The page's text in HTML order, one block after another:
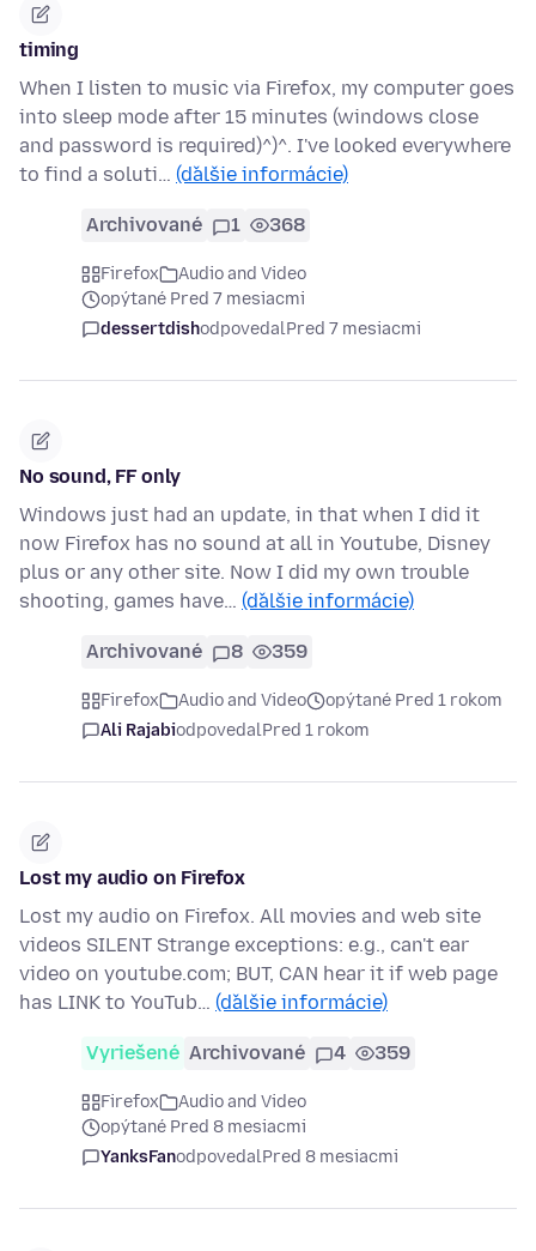
timing
When I listen to music via Firefox, my computer goes
into sleep mode after 15 minutes (windows close
and password is required)^)^. I've looked everywhere
to find a soluti… (ďalšie informácie)
Archivované 1 368
Firefox
Audio and Video
opýtané Pred 7 mesiacmi
dessertdishodpovedalPred 7 mesiacmi
No sound, FF only
Windows just had an update, in that when I did it
now Firefox has no sound at all in Youtube, Disney
plus or any other site. Now I did my own trouble
shooting, games have… (ďalšie informácie)
Archivované 8 359
Firefox Audio and Video
opýtané Pred 1 rokom
Ali RajabiodpovedalPred 1 rokom
Lost my audio on Firefox
Lost my audio on Firefox. All movies and web site
videos SILENT Strange exceptions: e.g., can't ear
video on youtube.com; BUT, CAN hear it if web page
has LINK to YouTub… (ďalšie informácie)
Vyriešené Archivované 4 359
Firefox
Audio and Video
opýtané Pred 8 mesiacmi
YanksFanodpovedalPred 8 mesiacmi